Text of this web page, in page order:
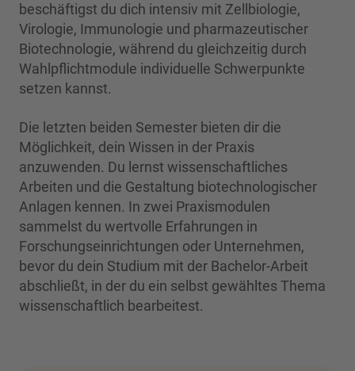
beschäftigst du dich intensiv mit Zellbiologie,
Virologie, Immunologie und pharmazeutischer
Biotechnologie, während du gleichzeitig durch
Wahlpflichtmodule individuelle Schwerpunkte
setzen kannst.
Die letzten beiden Semester bieten dir die
Möglichkeit, dein Wissen in der Praxis
anzuwenden. Du lernst wissenschaftliches
Arbeiten und die Gestaltung biotechnologischer
Anlagen kennen. In zwei Praxismodulen
sammelst du wertvolle Erfahrungen in
Forschungseinrichtungen oder Unternehmen,
bevor du dein Studium mit der Bachelor-Arbeit
abschließt, in der du ein selbst gewähltes Thema
wissenschaftlich bearbeitest.